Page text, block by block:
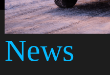
News